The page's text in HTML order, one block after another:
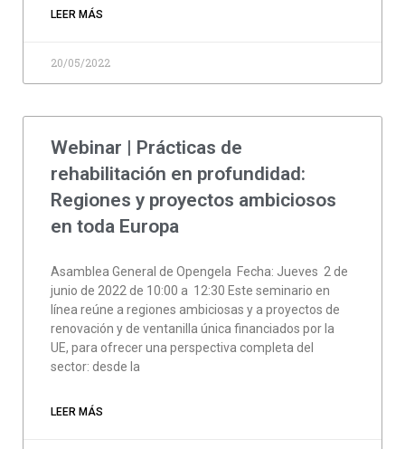
LEER MÁS
20/05/2022
Webinar | Prácticas de
rehabilitación en profundidad:
Regiones y proyectos ambiciosos
en toda Europa
Asamblea General de Opengela Fecha: Jueves 2 de
junio de 2022 de 10:00 a 12:30 Este seminario en
línea reúne a regiones ambiciosas y a proyectos de
renovación y de ventanilla única financiados por la
UE, para ofrecer una perspectiva completa del
sector: desde la
LEER MÁS